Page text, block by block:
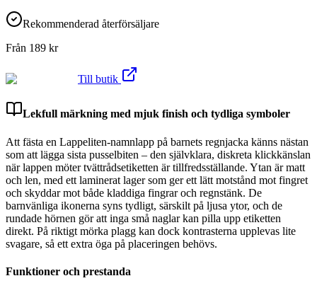
Rekommenderad återförsäljare
Från 189 kr
Till butik
Lekfull märkning med mjuk finish och tydliga symboler
Att fästa en Lappeliten-namnlapp på barnets regnjacka känns nästan
som att lägga sista pusselbiten – den självklara, diskreta klickkänslan
när lappen möter tvättrådsetiketten är tillfredsställande. Ytan är matt
och len, med ett laminerat lager som ger ett lätt motstånd mot fingret
och skyddar mot både kladdiga fingrar och regnstänk. De
barnvänliga ikonerna syns tydligt, särskilt på ljusa ytor, och de
rundade hörnen gör att inga små naglar kan pilla upp etiketten
direkt. På riktigt mörka plagg kan dock kontrasterna upplevas lite
svagare, så ett extra öga på placeringen behövs.
Funktioner och prestanda